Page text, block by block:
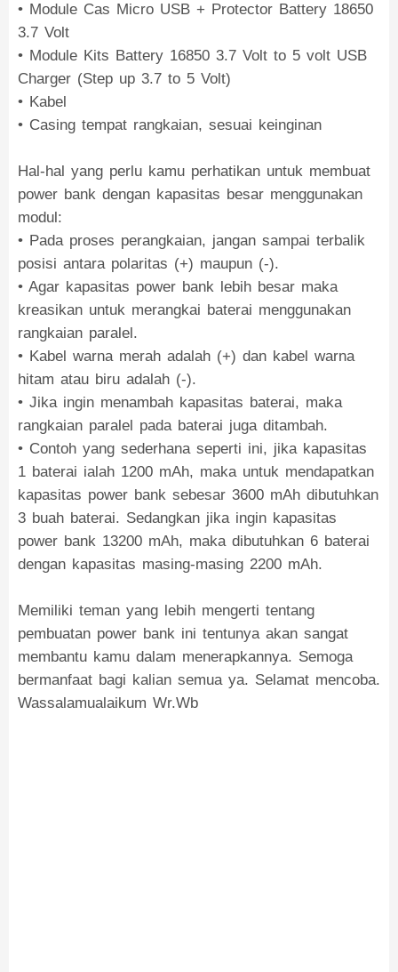
• Module Cas Micro USB + Protector Battery 18650
3.7 Volt
• Module Kits Battery 16850 3.7 Volt to 5 volt USB
Charger (Step up 3.7 to 5 Volt)
• Kabel
• Casing tempat rangkaian, sesuai keinginan
Hal-hal yang perlu kamu perhatikan untuk membuat
power bank dengan kapasitas besar menggunakan
modul:
• Pada proses perangkaian, jangan sampai terbalik
posisi antara polaritas (+) maupun (-).
• Agar kapasitas power bank lebih besar maka
kreasikan untuk merangkai baterai menggunakan
rangkaian paralel.
• Kabel warna merah adalah (+) dan kabel warna
hitam atau biru adalah (-).
• Jika ingin menambah kapasitas baterai, maka
rangkaian paralel pada baterai juga ditambah.
• Contoh yang sederhana seperti ini, jika kapasitas
1 baterai ialah 1200 mAh, maka untuk mendapatkan
kapasitas power bank sebesar 3600 mAh dibutuhkan
3 buah baterai. Sedangkan jika ingin kapasitas
power bank 13200 mAh, maka dibutuhkan 6 baterai
dengan kapasitas masing-masing 2200 mAh.
Memiliki teman yang lebih mengerti tentang
pembuatan power bank ini tentunya akan sangat
membantu kamu dalam menerapkannya. Semoga
bermanfaat bagi kalian semua ya. Selamat mencoba.
Wassalamualaikum Wr.Wb